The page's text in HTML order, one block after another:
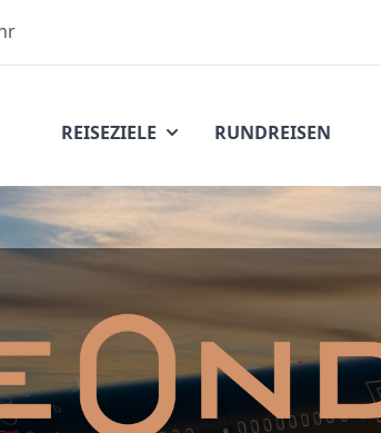
REISEZIELE RUNDREISEN